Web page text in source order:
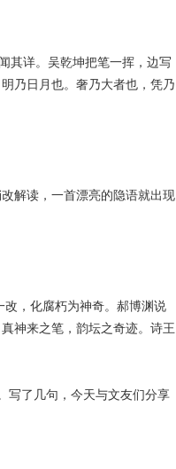
详。吴乾坤把笔一挥，边写
乃日月也。奢乃大者也，凭乃
解读，一首漂亮的隐语就出现
，化腐朽为神奇。郝博渊说
神来之笔，韵坛之奇迹。诗王
了几句，今天与文友们分享